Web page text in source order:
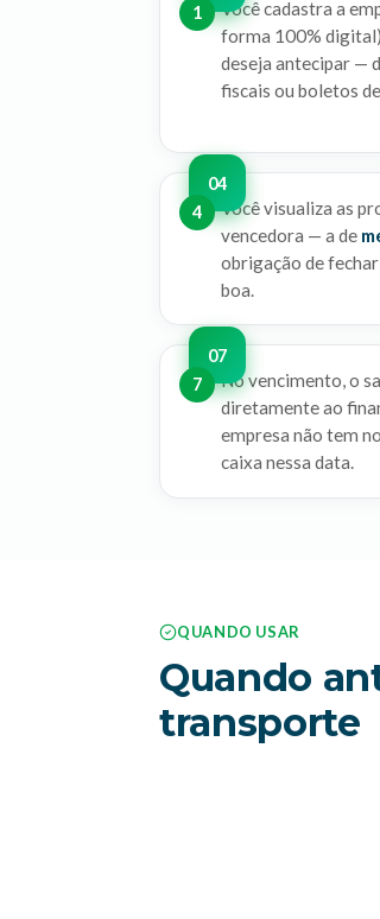
1
Você cadastra a
forma 100%
deseja antecipar —
fiscais ou boletos
4
Você visualiza as
vencedora — a de
obrigação de
boa.
7
No vencimento, o
diretamente ao
empresa não tem
caixa nessa data.
QUANDO USAR
Quando
transporte